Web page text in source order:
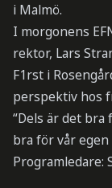
i Malmö.
I morgonens
rektor, Lars
F1rst i
perspektiv hos
“Dels är det
bra för vår egen
Programledare: